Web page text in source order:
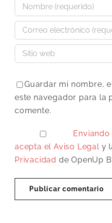
Guardar mi nombre,
este navegador para la
comente.
acepta elAviso Legal y
Privacidad de OpenUp